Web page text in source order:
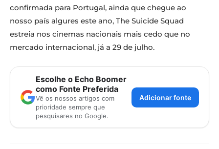
confirmada para Portugal, ainda que chegue ao
nosso país algures este ano, The Suicide Squad
estreia nos cinemas nacionais mais cedo que no
mercado internacional, já a 29 de julho.
Escolhe o Echo Boomer
como Fonte Preferida
Vê os nossos artigos com
prioridade sempre que
pesquisares no Google.
Adicionar fonte